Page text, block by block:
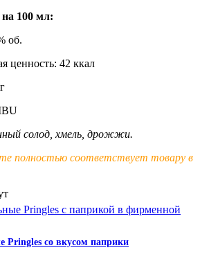
100 мл:
об.
ценность: 42 ккал
солод, хмель, дрожжи.
полностью соответствует товару в
Pringles со вкусом паприки